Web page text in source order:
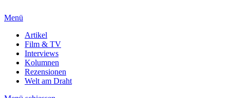
Menü
Artikel
Film & TV
Interviews
Kolumnen
Rezensionen
Welt am Draht